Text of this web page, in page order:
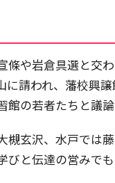
條や岩倉具選と交
に請われ、藩校興
館の若者たちと議論
槻玄沢、水戸では
と伝達の営みでも